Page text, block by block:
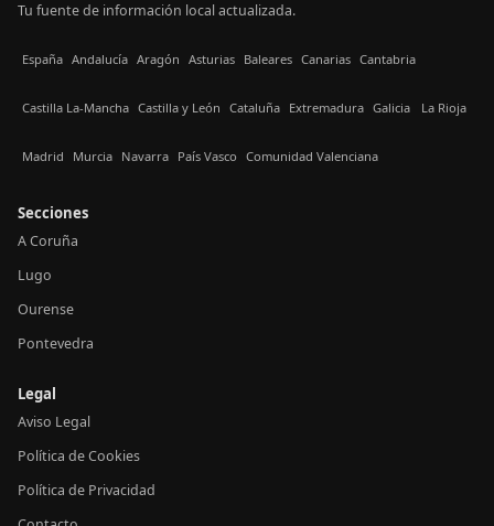
Tu fuente de información local actualizada.
España Andalucía Aragón Asturias Baleares Canarias Cantabria
Castilla La-Mancha Castilla y León Cataluña Extremadura Galicia La Rioja
Madrid Murcia Navarra País Vasco Comunidad Valenciana
Secciones
A Coruña
Lugo
Ourense
Pontevedra
Legal
Aviso Legal
Política de Cookies
Política de Privacidad